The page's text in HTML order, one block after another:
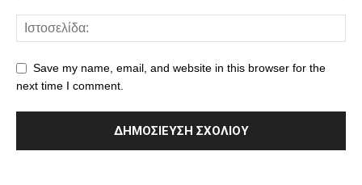
Save my name, email, and website in this browser for the
next time I comment.